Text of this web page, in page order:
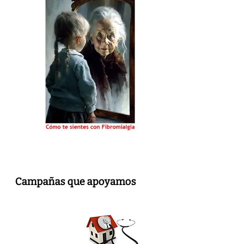
Campañas que apoyamos